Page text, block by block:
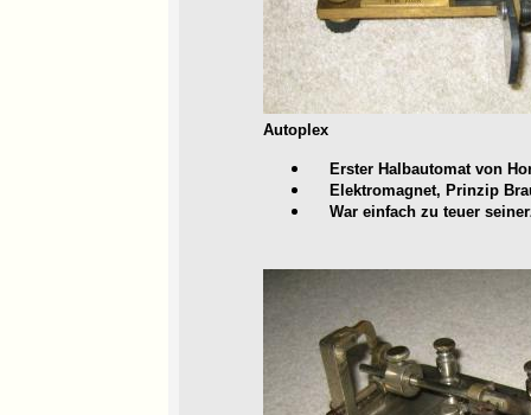
Autoplex
Erster Halbautomat von
Elektromagnet, Prinzip
War einfach zu teuer